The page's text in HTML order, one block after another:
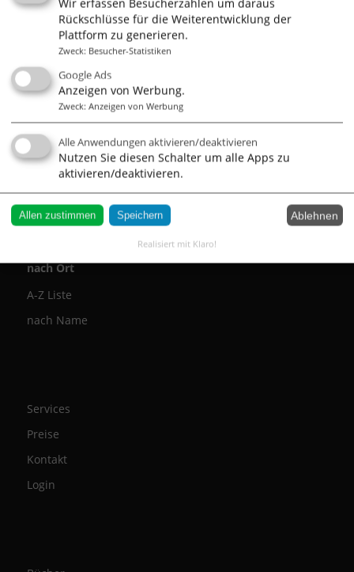
Adresse
alleCoaches.de
Prinzipalmarkt/Drubbel 3
48143 Münster
www.allecoaches.de
T: 0251 2841 169
F: 0251 2803 845
Geo Suche
nach Ort
A-Z Liste
nach Name
Services
Preise
Kontakt
Login
Wir erfassen Besucherzahlen um daraus
Rückschlüsse für die Weiterentwicklung der
Plattform zu generieren.
Zweck: Besucher-Statistiken
Google Ads
Anzeigen von Werbung.
Zweck: Anzeigen von Werbung
Alle Anwendungen aktivieren/deaktivieren
Nutzen Sie diesen Schalter um alle Apps zu
aktivieren/deaktivieren.
Allen zustimmen Speichern Ablehnen
Realisiert mit Klaro!